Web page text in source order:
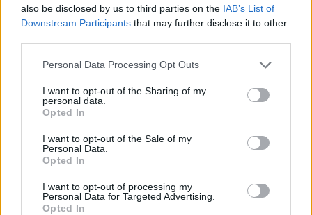
also be disclosed by us to third parties on the IAB’s List of
Downstream Participants that may further disclose it to other
Please note that this website/app uses one or more Google
not limited to your visit or usage behaviour. You may click to
grant or deny consent to Google and its third-party tags to
use your data for below specified purposes in below Google
consent section.
Personal Data Processing Opt Outs
I want to opt-out of the Sharing of my
personal data.
Opted In
I want to opt-out of the Sale of my
Personal Data.
Opted In
I want to opt-out of processing my
Personal Data for Targeted Advertising.
Opted In
Αν τα χάσατε
Από τη θεωρία στην πράξη:
Πώς το Novibet Backend
Academy εκπαιδεύει τη νέα
γενιά engineers
πρόβλημα με τα
ελικόπτερα»